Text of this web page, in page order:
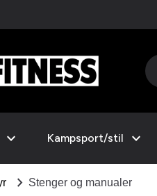
expand_more Kampsport/stil expand_more
chevron_right Stenger og manualer